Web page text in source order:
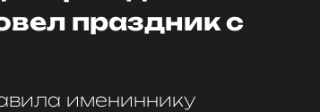
праздник с
имениннику